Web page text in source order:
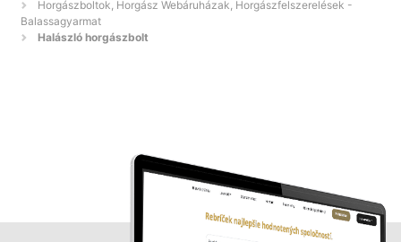
Horgászboltok, Horgász Webáruházak, Horgászfelszerelések -
Balassagyarmat
Halászló horgászbolt